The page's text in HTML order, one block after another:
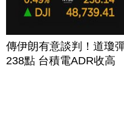
傳伊朗有意談判！道瓊
238點 台積電ADR收高